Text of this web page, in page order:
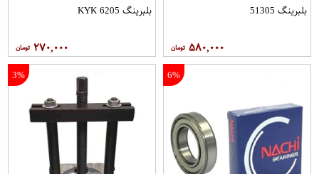
بلبرینگ 51305
۵۸۰,۰۰۰
بلبرینگ 6205 KYK
۲۷۰,۰۰۰
6%
3%